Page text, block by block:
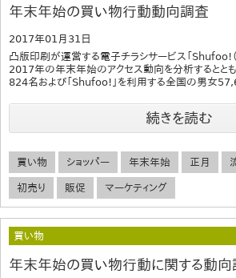
年末年始の買い物行動動向調査
2017年01月31日
凸版印刷が運営する電子チラシサービス「Shufoo!（
2017年の年末年始のアクセス動向を分析するとと
824名および「Shufoo!」を利用する全国の男女
続きを読む
買い物 ショッパー 年末年始 正月
初売り 販促 マーケティング
買い物
年末年始の買い物行動に関する動向